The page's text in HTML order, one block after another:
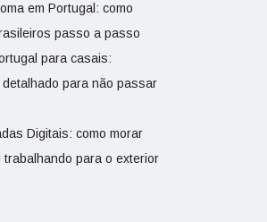
em Portugal: como
passo a passo
para casais:
para não passar
Digitais: como morar
trabalhando para o exterior